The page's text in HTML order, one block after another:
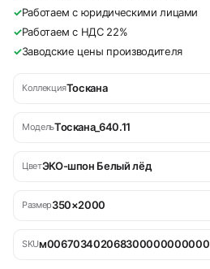
✓Работаем с юридическими лицами
✓Работаем с НДС 22%
✓Заводские цены производителя
КоллекцияТоскана
МодельТоскана_640.11
ЦветЭКО-шпон Белый лёд
Размер350×2000
SKUм006703402068300000000000